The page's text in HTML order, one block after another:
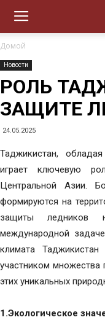
Домой
Новости
РОЛЬ
ЗАЩИТЕ
24.05.2025
Таджикистан,
играет ключевую
Центральной Азии.
формируются на
защиты ледников
международной
климата
участником множества
этих уникальных
1.Экологическое